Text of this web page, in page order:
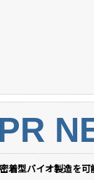
PR
着型バイオ製造を